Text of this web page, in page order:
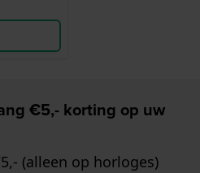
€5,- korting op uw
(alleen op horloges)